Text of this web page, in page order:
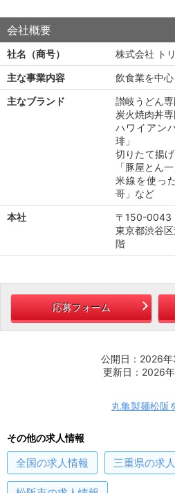
会社概要
社名（商号）
株式会社 ト
主な事業内容
飲食業を中
主なブランド
讃岐うどん専
炭火焼肉丼専
ハワイアン
琲」
切りたて揚
「豚屋とん一
米線を使っ
哥」など
本社
〒150-0043
東京都渋谷
階
応募フォーム
公開日：2026年
更新日：2026
丸亀製麺松阪
その他の求人情報
全国の求人情報 三重県の求